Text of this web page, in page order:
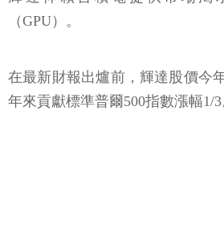
（GPU）。
在最新財報出爐前，輝達股價今
年來貢獻標準普爾500指數漲幅1/3